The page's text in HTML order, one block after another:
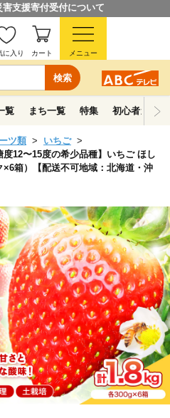
支援寄付受付について
検索
に入り カート メニュー
覧 まち一覧 特集 初心者ガイド
ツ類
いちご
度12〜15度の希少品種】いちご ほし
箱）【配送不可地域：北海道・沖